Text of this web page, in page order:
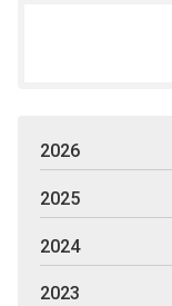
2026
2025
2024
2023